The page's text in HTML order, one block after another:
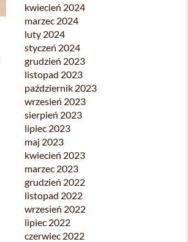
kwiecień 2024
marzec 2024
luty 2024
styczeń 2024
grudzień 2023
listopad 2023
październik 2023
wrzesień 2023
sierpień 2023
lipiec 2023
maj 2023
kwiecień 2023
marzec 2023
grudzień 2022
listopad 2022
wrzesień 2022
lipiec 2022
czerwiec 2022